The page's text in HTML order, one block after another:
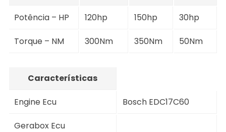
Potência – HP 120hp 150hp 30hp
Torque – NM 300Nm 350Nm 50Nm
Características
Engine Ecu Bosch EDC17C60
Gerabox Ecu